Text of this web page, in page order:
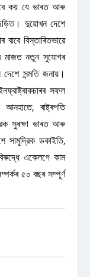
কয় যে ভাৰত আৰু
দুয়োখন দেশে
বিস্তাৰিতভাৱে
মাজত নতুন সুযোগৰ
সন্মতি জনায়।
সফল
ৰাষ্ট্ৰপতি
সুৰক্ষা ভাৰত আৰু
সামুদ্রিক ডকাইতি,
একেলগে কাম
৫০ বছৰ সম্পূৰ্ণ